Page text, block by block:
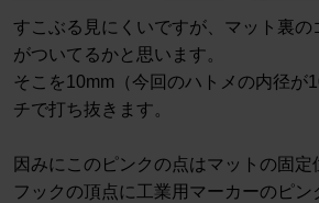
すこぶる見にくいですが、マット裏の
がついてるかと思います。
そこを10mm（今回のハトメの内径が
チで打ち抜きます。
因みにこのピンクの点はマットの固定
フックの頂点に工業用マーカーのピ